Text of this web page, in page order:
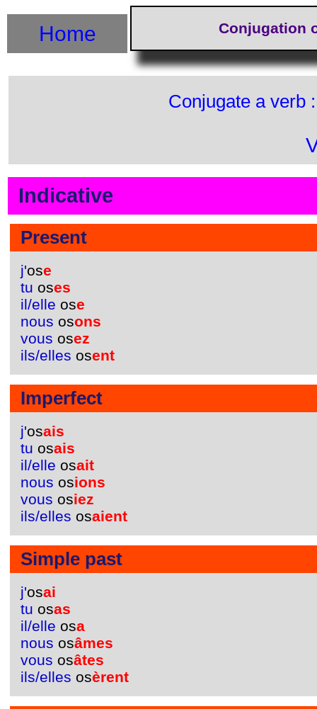
Conjugation
Home
Conjugate a verb
Indicative
Present
j'ose
tu oses
il/elle ose
nous osons
vous osez
ils/elles osent
Imperfect
j'osais
tu osais
il/elle osait
nous osions
vous osiez
ils/elles osaient
Simple past
j'osai
tu osas
il/elle osa
nous osâmes
vous osâtes
ils/elles osèrent